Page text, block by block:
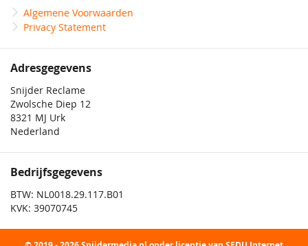
Algemene Voorwaarden
Privacy Statement
Adresgegevens
Snijder Reclame
Zwolsche Diep 12
8321 MJ Urk
Nederland
Bedrijfsgegevens
BTW: NL0018.29.117.B01
KVK: 39070745